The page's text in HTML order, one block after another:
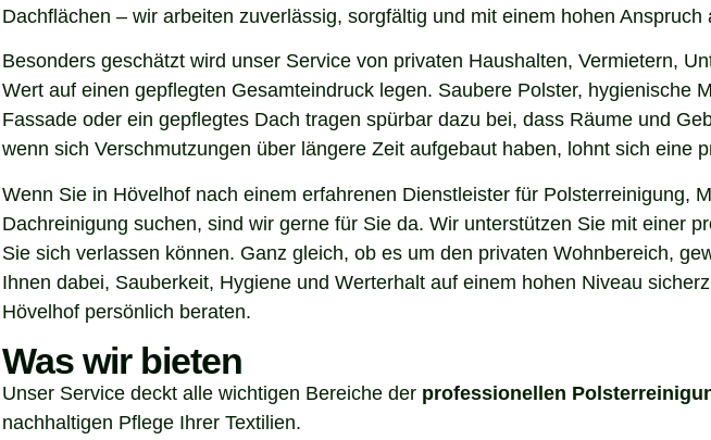
Dachflächen – wir arbeiten zuverlässig, sorgfältig und mit einem hohen Anspruch
Besonders geschätzt wird unser Service von privaten Haushalten, Vermietern,
Wert auf einen gepflegten Gesamteindruck legen. Saubere Polster, hygienische
Fassade oder ein gepflegtes Dach tragen spürbar dazu bei, dass Räume und
wenn sich Verschmutzungen über längere Zeit aufgebaut haben, lohnt sich eine
Wenn Sie in Hövelhof nach einem erfahrenen Dienstleister für Polsterreinigung,
Dachreinigung suchen, sind wir gerne für Sie da. Wir unterstützen Sie mit einer
Sie sich verlassen können. Ganz gleich, ob es um den privaten Wohnbereich,
Ihnen dabei, Sauberkeit, Hygiene und Werterhalt auf einem hohen Niveau
Hövelhof persönlich beraten.
Was wir bieten
Unser Service deckt alle wichtigen Bereiche der professionellen
nachhaltigen Pflege Ihrer Textilien.